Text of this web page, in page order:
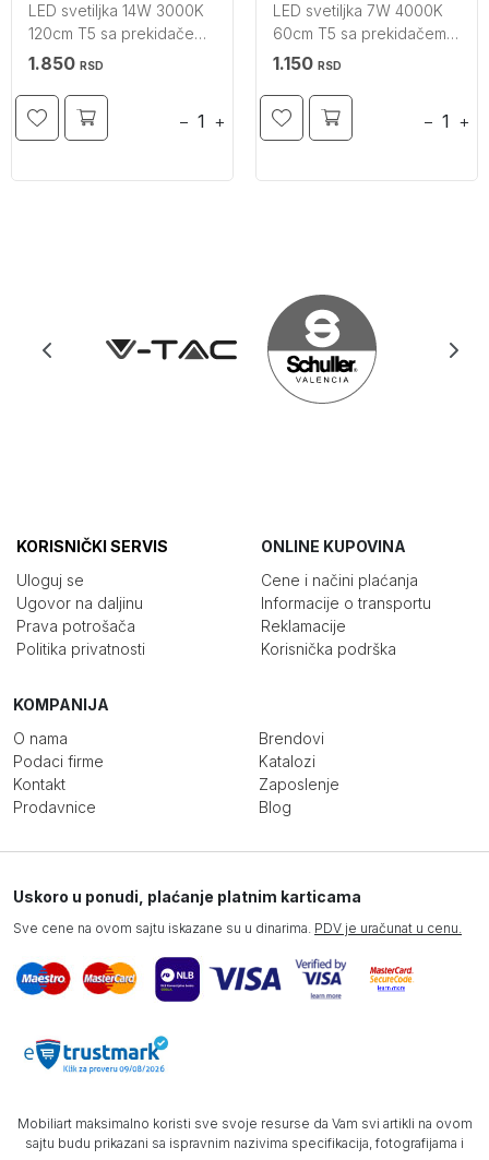
LED svetiljka 14W 3000K
120cm T5 sa prekidačem
V-TAC
1.850 RSD
− +
LED svetiljka 7W 4000K
60cm T5 sa prekidačem
V-TAC
1.150 RSD
− +
KORISNIČKI SERVIS
Uloguj se
Ugovor na daljinu
Prava potrošača
Politika privatnosti
ONLINE KUPOVINA
Cene i načini plaćanja
Informacije o transportu
Reklamacije
Korisnička podrška
KOMPANIJA
O nama
Podaci firme
Kontakt
Prodavnice
Brendovi
Katalozi
Zaposlenje
Blog
Uskoro u ponudi, plaćanje platnim karticama
Sve cene na ovom sajtu iskazane su u dinarima. PDV je uračunat u cenu.
Mobiliart maksimalno koristi sve svoje resurse da Vam svi artikli na ovom
sajtu budu prikazani sa ispravnim nazivima specifikacija, fotografijama i